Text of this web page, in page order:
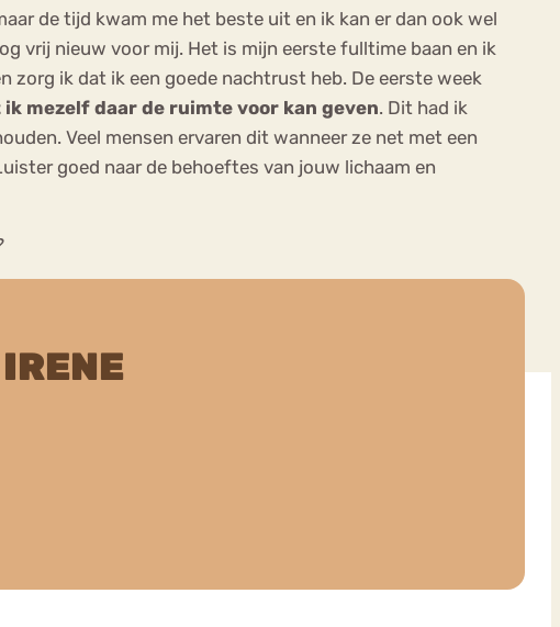
de tijd kwam me het beste uit en ik kan er dan ook wel
vrij nieuw voor mij. Het is mijn eerste fulltime baan en ik
zorg ik dat ik een goede nachtrust heb. De eerste week
mezelf daar de ruimte voor kan geven. Dit had ik
Veel mensen ervaren dit wanneer ze net met een
goed naar de behoeftes van jouw lichaam en